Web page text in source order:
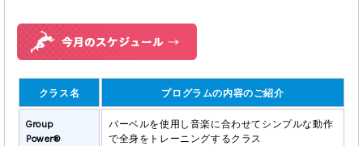
クラス名 プログラムの内容のご紹介
Group
Power®
バーベルを使用し音楽に合わせてシンプルな動作
で全身をトレーニングするクラス